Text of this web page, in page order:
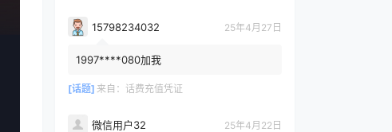
15798234032 25年4月27日
1997****080加我
[话题] 来自： 话费充值凭证
微信用户32 25年4月22日